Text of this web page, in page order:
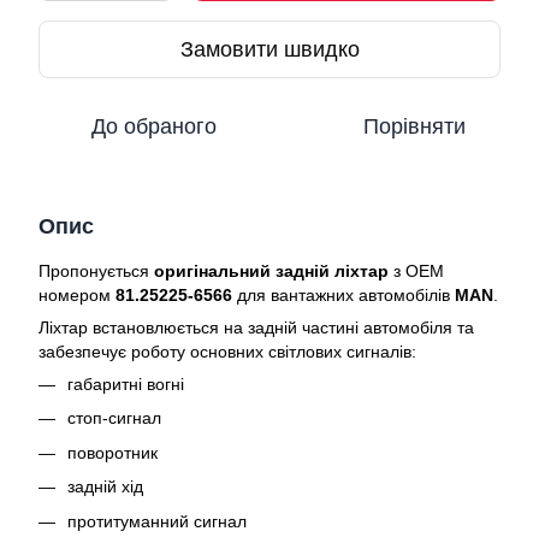
Замовити швидко
До обраного Порівняти
Опис
Пропонується оригінальний задній ліхтар з OEM
номером 81.25225-6566 для вантажних автомобілів MAN
Ліхтар встановлюється на задній частині автомобіля та
забезпечує роботу основних світлових сигналів:
габаритні вогні
стоп-сигнал
поворотник
задній хід
протитуманний сигнал